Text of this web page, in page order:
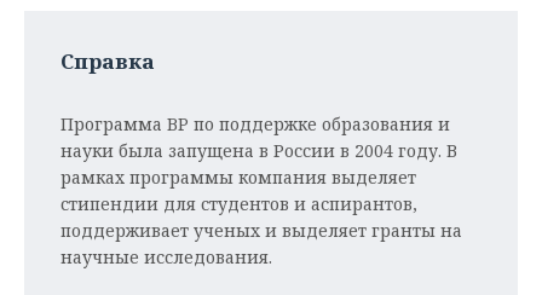
ONLINE-КОНФЕРЕНЦИИ
ОТКРЫТАЯ ЛЕКЦИЯ
ХОККЕЙ
БАСКЕТБОЛ
ВОЛЕЙБОЛ
КИБЕРСПОРТ
ВЛАСТЬ
ИНФРАСТРУКТУРА
ИСТОРИЯ
КУЛЬТУРА
СЮЖЕТЫ
СПРАВОЧНИК
СПИСОК ПЕРСОН
СПИСОК КОМПАНИЙ
ПОЛНАЯ ВЕРСИЯ
Справка
Программа BP по поддержке образования и
науки была запущена в России в 2004 году. В
рамках программы компания выделяет
стипендии для студентов и аспирантов,
поддерживает ученых и выделяет гранты на
научные исследования.